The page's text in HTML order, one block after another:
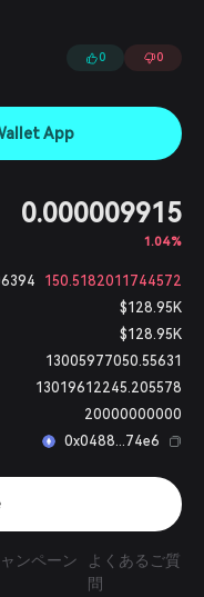
Wallet、
0 0
App
0.000009915
1.04%
150.5182011744572
$128.95K
$128.95K
13005977050.55631
13019612245.205578
20000000000
0x0488...74e6
ンペーン
よくあるご質
問